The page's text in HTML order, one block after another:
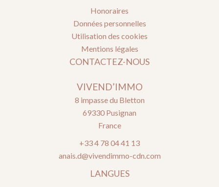
Honoraires
Données personnelles
Utilisation des cookies
Mentions légales
CONTACTEZ-NOUS
VIVEND’IMMO
8 impasse du Bletton
69330 Pusignan
France
+33 4 78 04 41 13
anais.d@vivendimmo-cdn.com
LANGUES